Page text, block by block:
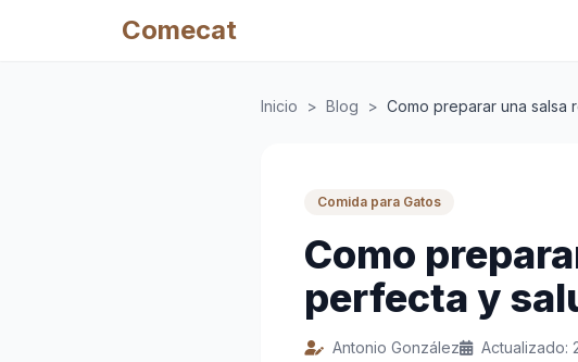
Comecat
Inicio > Blog > Como preparar una salsa
Comida para Gatos
Como
perfecta y
Antonio González Actualizado: